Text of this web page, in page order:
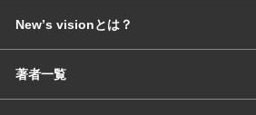
Newʼs visionとは？
著者一覧